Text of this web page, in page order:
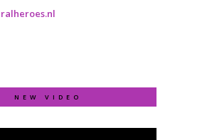
NEW VIDEO